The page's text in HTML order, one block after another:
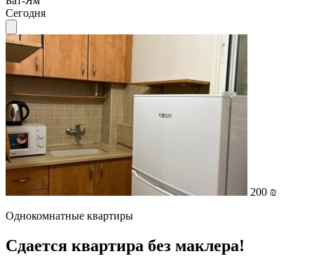
Сегодня
200 ₪
Однокомнатные квартиры
Сдается квартира без маклера!